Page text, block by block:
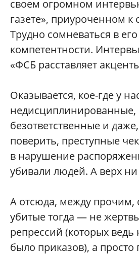
своем огромном
газете», приуроченном к
Трудно сомневаться в его
компетентности.
«ФСБ расставляет
Оказывается, кое-где у
недисциплинированные,
безответственные и
поверить, преступные
в нарушение
убивали людей. А верх
А отсюда, между прочим,
убитые тогда — не
репрессий (которых
было приказов), а